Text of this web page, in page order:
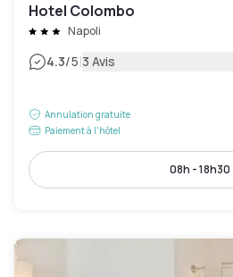
Hotel Colombo
Napoli
4.3/5|3 Avis
Annulation gratuite
Paiement à l'hôtel
08h - 18h30